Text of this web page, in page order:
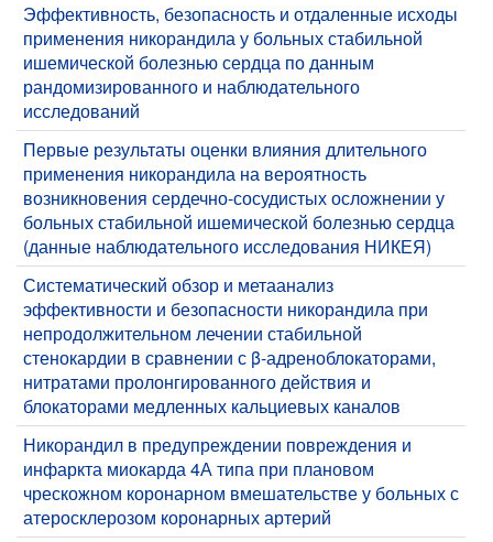
Эффективность, безопасность и отдаленные исходы
применения никорандила у больных стабильной
ишемической болезнью сердца по данным
рандомизированного и наблюдательного
исследований
Первые результаты оценки влияния длительного
применения никорандила на вероятность
возникновения сердечно-сосудистых осложнении у
больных стабильной ишемической болезнью сердца
(данные наблюдательного исследования НИКЕЯ)
Систематический обзор и метаанализ
эффективности и безопасности никорандила при
непродолжительном лечении стабильной
стенокардии в сравнении с β-адреноблокаторами,
нитратами пролонгированного действия и
блокаторами медленных кальциевых каналов
Никорандил в предупреждении повреждения и
инфаркта миокарда 4А типа при плановом
чрескожном коронарном вмешательстве у больных с
атеросклерозом коронарных артерий